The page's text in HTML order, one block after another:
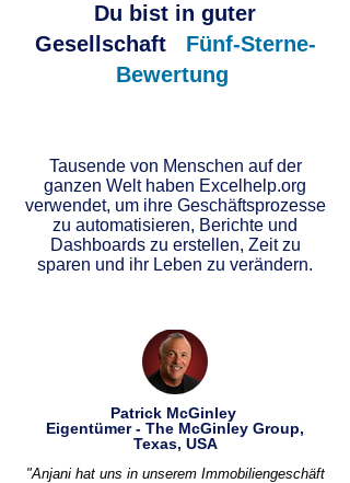
Du bist in guter
Gesellschaft
Fünf-Sterne-
Bewertung
Tausende von Menschen auf der
ganzen Welt haben Excelhelp.org
verwendet, um ihre Geschäftsprozesse
zu automatisieren, Berichte und
Dashboards zu erstellen, Zeit zu
sparen und ihr Leben zu verändern.
Patrick McGinley
Eigentümer - The McGinley Group,
Texas, USA
"Anjani hat uns in unserem Immobiliengeschäft